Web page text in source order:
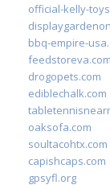
official-kelly-
bbq-empire-
feedstoreva.com
drogopets.com
ediblechalk.com
oaksofa.com
soultacohtx.com
capishcaps.com
gpsyfl.org